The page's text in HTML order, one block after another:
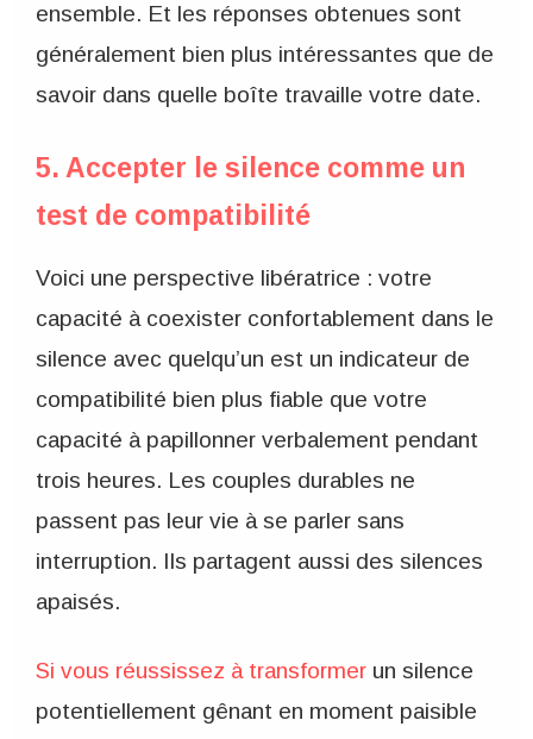
ensemble. Et les réponses obtenues sont
généralement bien plus intéressantes que de
savoir dans quelle boîte travaille votre date.
5. Accepter le silence comme un
test de compatibilité
Voici une perspective libératrice : votre
capacité à coexister confortablement dans le
silence avec quelqu’un est un indicateur de
compatibilité bien plus fiable que votre
capacité à papillonner verbalement pendant
trois heures. Les couples durables ne
passent pas leur vie à se parler sans
interruption. Ils partagent aussi des silences
apaisés.
Si vous réussissez à transformer un silence
potentiellement gênant en moment paisible